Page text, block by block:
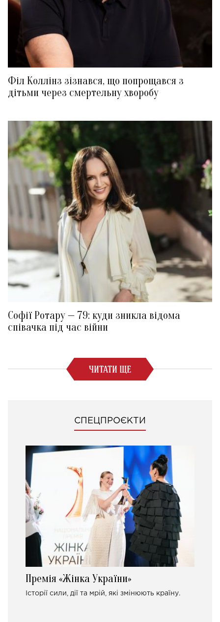
Філ Коллінз зізнався, що попрощався з
дітьми через смертельну хворобу
Софії Ротару — 79: куди зникла відома
співачка під час війни
ЧИТАТИ ЩЕ
СПЕЦПРОЄКТИ
Премія «Жінка України»
Історії сили, дії та мрій, які змінюють країну.